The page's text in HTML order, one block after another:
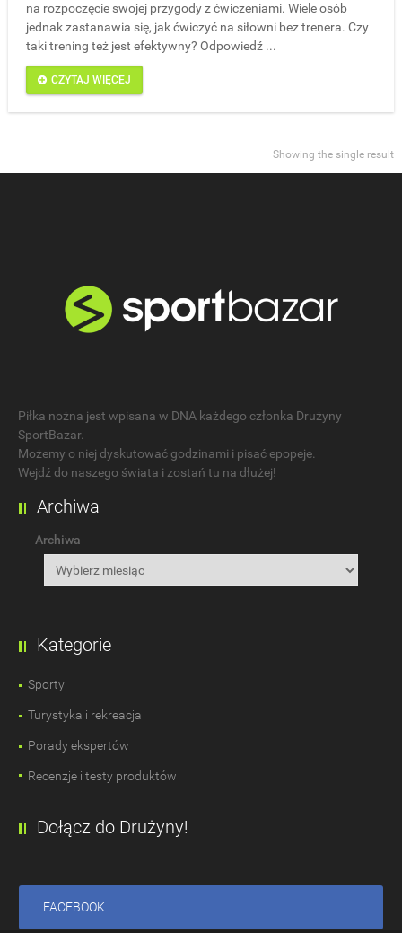
na rozpoczęcie swojej przygody z ćwiczeniami. Wiele osób
jednak zastanawia się, jak ćwiczyć na siłowni bez trenera. Czy
taki trening też jest efektywny? Odpowiedź ...
CZYTAJ WIĘCEJ
Showing the single result
Piłka nożna jest wpisana w DNA każdego członka Drużyny
SportBazar.
Możemy o niej dyskutować godzinami i pisać epopeje.
Wejdź do naszego świata i zostań tu na dłużej!
Archiwa
Archiwa
Kategorie
Sporty
Turystyka i rekreacja
Porady ekspertów
Recenzje i testy produktów
Dołącz do Drużyny!
FACEBOOK